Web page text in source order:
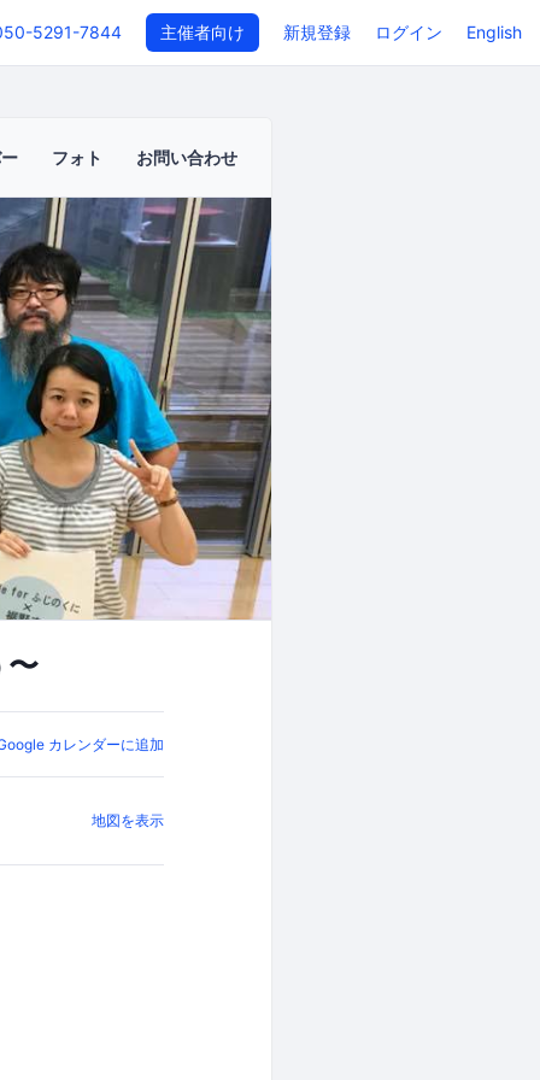
5291-7844 主催者向け 新規登録 ログイン English
フォト お問い合わせ
〜
カレンダーに追加
地図を表示